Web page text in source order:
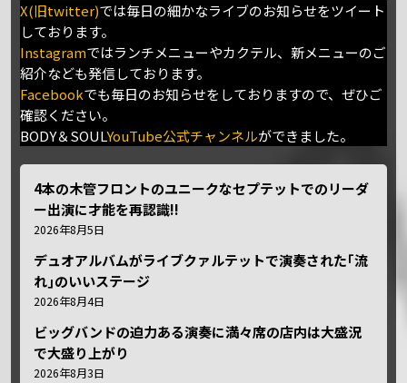
X(旧twitter)では毎日の細かなライブのお知らせをツイート
しております。
Instagramではランチメニューやカクテル、新メニューのご
紹介なども発信しております。
Facebookでも毎日のお知らせをしておりますので、ぜひご
確認ください。
BODY＆SOULYouTube公式チャンネルができました。
4本の木管フロントのユニークなセプテットでのリーダ
ー出演に才能を再認識!!
2026年8月5日
デュオアルバムがライブクァルテットで演奏された｢流
れ｣のいいステージ
2026年8月4日
ビッグバンドの迫力ある演奏に満々席の店内は大盛況
で大盛り上がり
2026年8月3日